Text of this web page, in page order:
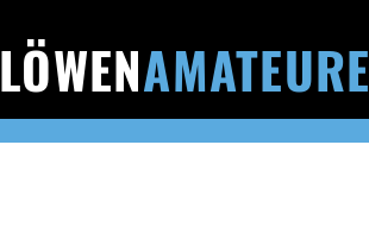
LÖWENAMATEURE